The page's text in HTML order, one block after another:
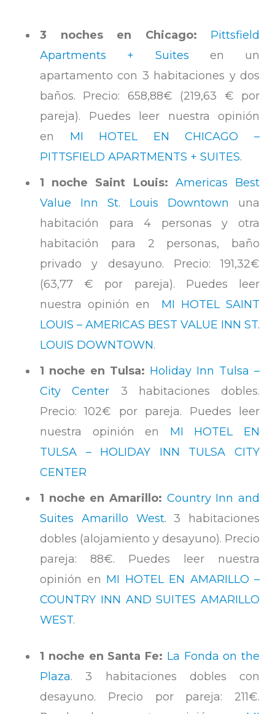
3 noches en Chicago:
Pittsfield
Apartments + Suites en un
apartamento con 3 habitaciones y dos
baños. Precio: 658,88€ (219,63 € por
pareja). Puedes leer nuestra opinión
en MI HOTEL EN CHICAGO –
PITTSFIELD APARTMENTS + SUITES.
1 noche Saint Louis: Americas Best
Value Inn St. Louis Downtown una
habitación para 4 personas y otra
habitación para 2 personas, baño
privado y desayuno. Precio: 191,32€
(63,77 € por pareja). Puedes leer
nuestra opinión en MI HOTEL SAINT
LOUIS – AMERICAS BEST VALUE INN ST.
LOUIS DOWNTOWN.
1 noche en Tulsa: Holiday Inn Tulsa –
City Center 3 habitaciones dobles.
Precio: 102€ por pareja. Puedes leer
nuestra opinión en MI HOTEL EN
TULSA – HOLIDAY INN TULSA CITY
CENTER
1 noche en Amarillo: Country Inn and
Suites Amarillo West. 3 habitaciones
dobles (alojamiento y desayuno). Precio
pareja: 88€. Puedes leer nuestra
opinión en MI HOTEL EN AMARILLO –
COUNTRY INN AND SUITES AMARILLO
WEST.
1 noche en Santa Fe: La Fonda on the
Plaza. 3 habitaciones dobles con
desayuno. Precio por pareja: 211€.